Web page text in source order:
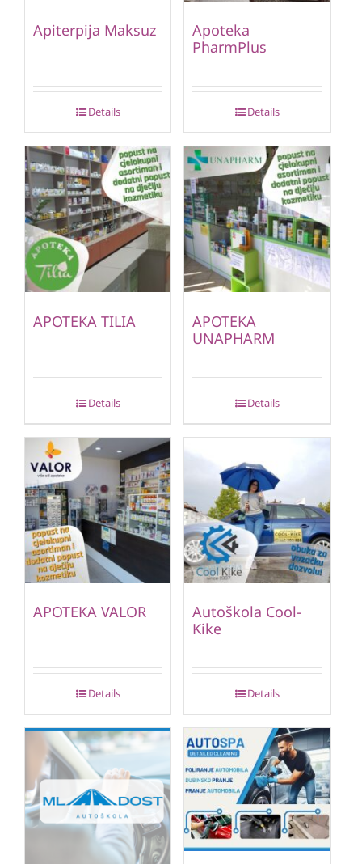
Apiterpija Maksuz
Details
Apoteka
PharmPlus
Details
APOTEKA TILIA
Details
APOTEKA
UNAPHARM
Details
APOTEKA VALOR
Details
Autoškola Cool-
Kike
Details